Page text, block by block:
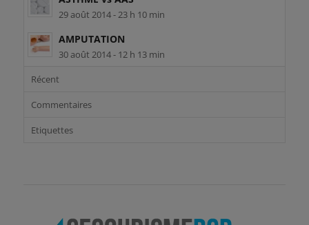
29 août 2014 - 23 h 10 min
AMPUTATION
30 août 2014 - 12 h 13 min
Récent
Commentaires
Etiquettes